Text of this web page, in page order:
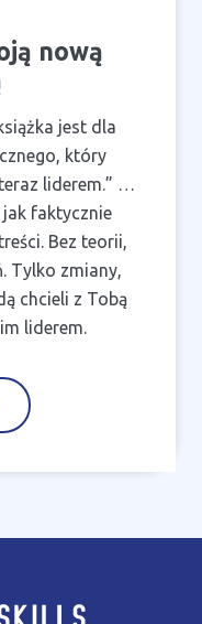
nową
jest dla
który
teraz liderem.” …
jak faktycznie
Bez teorii,
Tylko zmiany,
chcieli z Tobą
liderem.